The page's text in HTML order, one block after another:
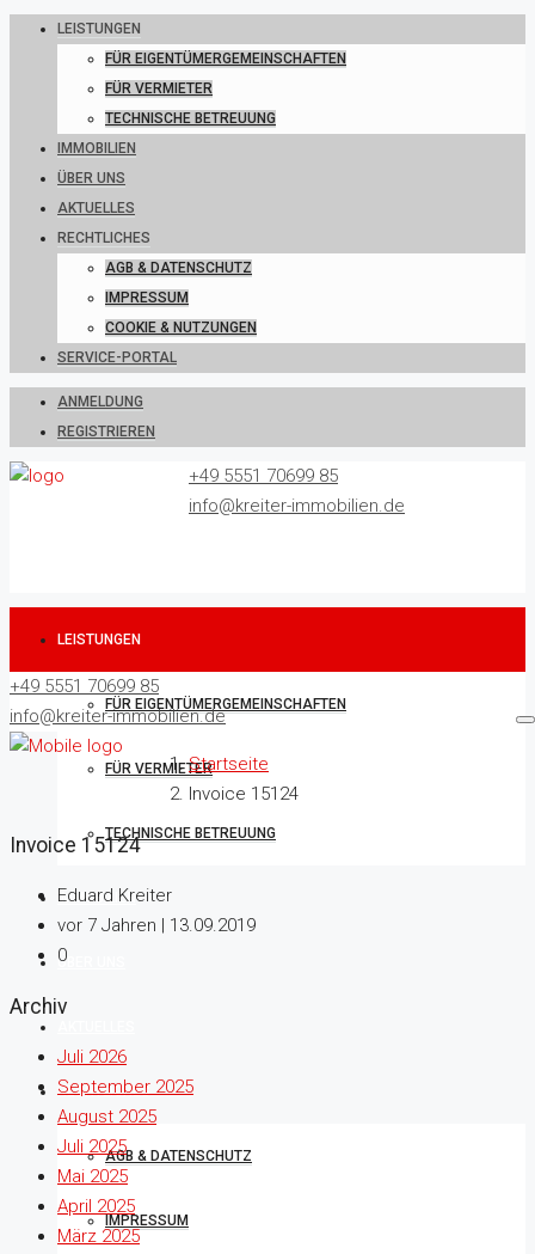
LEISTUNGEN
FÜR EIGENTÜMERGEMEINSCHAFTEN
FÜR VERMIETER
TECHNISCHE BETREUUNG
IMMOBILIEN
ÜBER UNS
AKTUELLES
RECHTLICHES
AGB & DATENSCHUTZ
IMPRESSUM
COOKIE & NUTZUNGEN
SERVICE-PORTAL
ANMELDUNG
REGISTRIEREN
+49 5551 70699 85
info@kreiter-immobilien.de
LEISTUNGEN
FÜR EIGENTÜMERGEMEINSCHAFTEN
FÜR VERMIETER
TECHNISCHE BETREUUNG
IMMOBILIEN
ÜBER UNS
RECHTLICHES
AGB & DATENSCHUTZ
IMPRESSUM
+49 5551 70699 85
info@kreiter-immobilien.de
Startseite
Invoice 15124
Invoice 15124
Eduard Kreiter
vor 7 Jahren | 13.09.2019
0
Archiv
Juli 2026
September 2025
August 2025
Juli 2025
Mai 2025
April 2025
März 2025